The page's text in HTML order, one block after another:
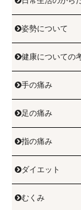
姿勢について
健康についての
手の痛み
足の痛み
指の痛み
ダイエット
むくみ